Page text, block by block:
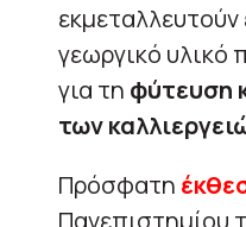
γεωργικό υλικό
για τη φύτευση
των
Πρόσφατη
Πανεπιστημίου